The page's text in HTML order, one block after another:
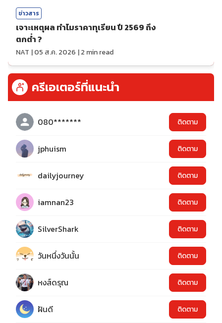
ข่าวสาร
เจาะเหตุผล ทำไมราคาทุเรียน ปี 2569 ถึง
ตกต่ำ ?
NAT |05 ส.ค. 2026 |2 min read
ครีเอเตอร์ที่แนะนำ
080******* ติดตาม
jphuism ติดตาม
dailyjourney ติดตาม
iamnan23 ติดตาม
SilverShark ติดตาม
วันหนึ่งวันนั้น ติดตาม
หงส์ดรุณ ติดตาม
ฝันดี ติดตาม